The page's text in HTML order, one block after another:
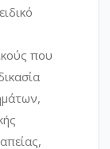
που